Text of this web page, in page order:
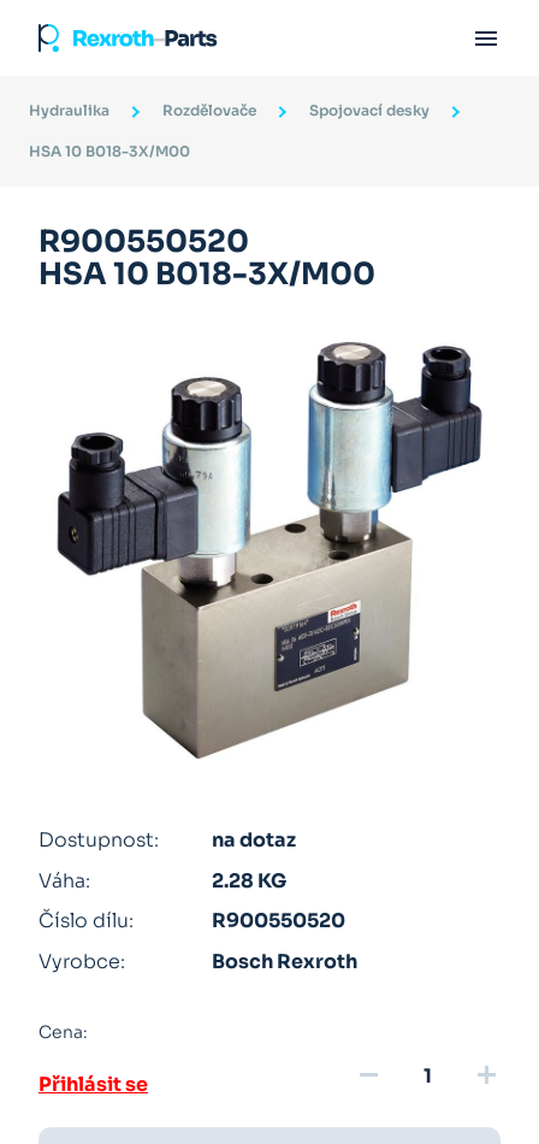

Hydraulika Rozdělovače Spojovací desky
HSA 10 B018-3X/M00
R900550520
HSA 10 B018-3X/M00
Dostupnost:
na dotaz
Váha:
2.28 KG
Číslo dílu:
R900550520
Vyrobce:
Bosch Rexroth
Cena:
Přihlásit se remove add